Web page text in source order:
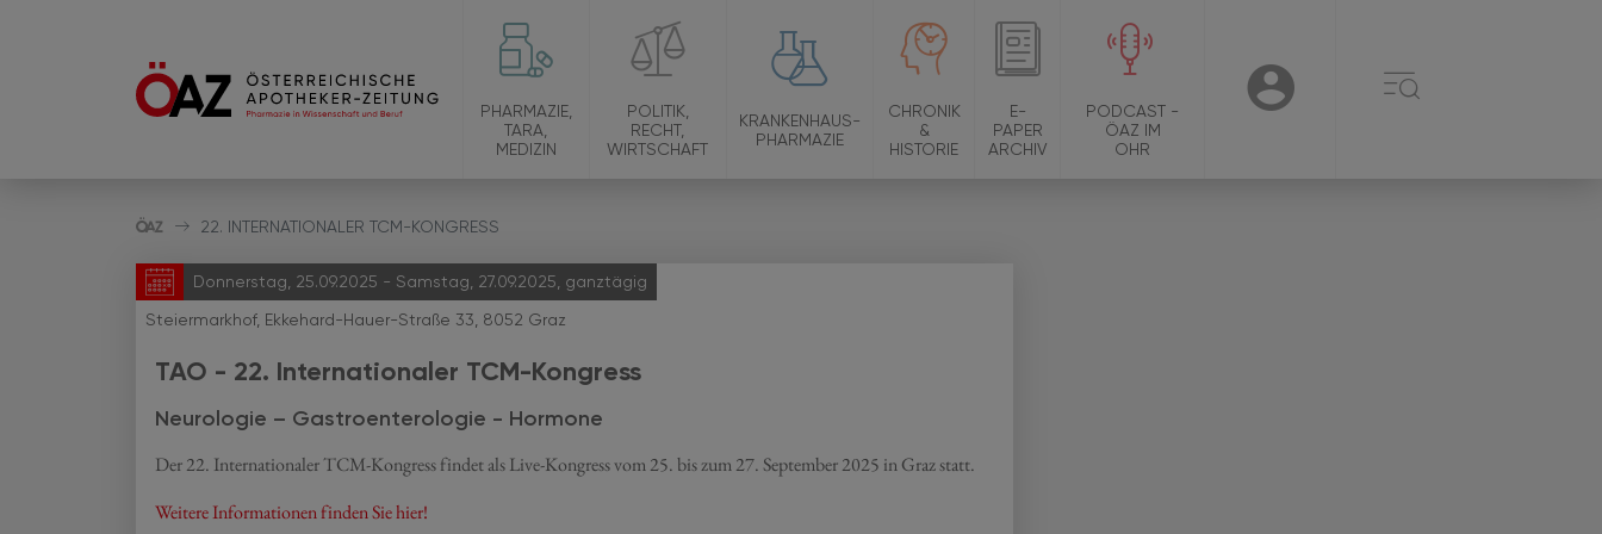
PHARMAZIE,
TARA,
MEDIZIN
POLITIK,
RECHT,
WIRTSCHAFT
KRANKENHAUS-
PHARMAZIE
CHRONIK
&
HISTORIE
E-
PAPER
ARCHIV
PODCAST -
ÖAZ IM
OHR
USER ☰
22. INTERNATIONALER TCM-KONGRESS
Donnerstag, 25.09.2025 - Samstag, 27.09.2025, ganztägig
Steiermarkhof, Ekkehard-Hauer-Straße 33, 8052 Graz
TAO - 22. Internationaler TCM-Kongress
Neurologie – Gastroenterologie - Hormone
Der 22. Internationaler TCM-Kongress findet als Live-Kongress vom 25. bis zum 27. September 2025 in Graz statt.
Weitere Informationen finden Sie hier!